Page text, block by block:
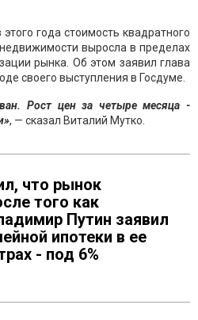
года стоимость квадратного
выросла в пределах
рынка. Об этом заявил глава
своего выступления в Госдуме.
Рост цен за четыре месяца -
, — сказал Виталий Мутко.
что рынок
того как
Путин заявил
ипотеки в ее
- под 6%